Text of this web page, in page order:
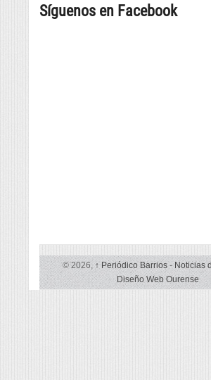
Síguenos en Facebook
© 2026, ↑ Periódico Barrios- Noticias
Diseño Web Ourense